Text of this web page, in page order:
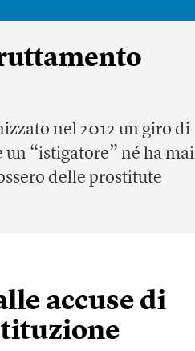
nel 2012 un giro di
“istigatore” né ha mai
delle prostitute
accuse di